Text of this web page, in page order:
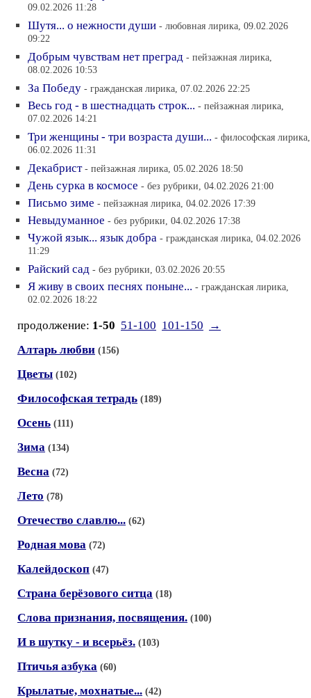
09.02.2026 11:28
Шутя... о нежности души - любовная лирика, 09.02.2026
09:22
Добрым чувствам нет преград - пейзажная лирика,
08.02.2026 10:53
За Победу - гражданская лирика, 07.02.2026 22:25
Весь год - в шестнадцать строк... - пейзажная лирика,
07.02.2026 14:21
Три женщины - три возраста души... - философская лирика,
06.02.2026 11:31
Декабрист - пейзажная лирика, 05.02.2026 18:50
День сурка в космосе - без рубрики, 04.02.2026 21:00
Письмо зиме - пейзажная лирика, 04.02.2026 17:39
Невыдуманное - без рубрики, 04.02.2026 17:38
Чужой язык... язык добра - гражданская лирика, 04.02.2026
11:29
Райский сад - без рубрики, 03.02.2026 20:55
Я живу в своих песнях поныне... - гражданская лирика,
02.02.2026 18:22
продолжение: 1-50 51-100 101-150
→
Алтарь любви (156)
Цветы (102)
Философская тетрадь (189)
Осень (111)
Зима (134)
Весна (72)
Лето (78)
Отечество славлю... (62)
Родная мова (72)
Калейдоскоп (47)
Страна берёзового ситца (18)
Слова признания, посвящения. (100)
И в шутку - и всерьёз. (103)
Птичья азбука (60)
Крылатые, мохнатые... (42)